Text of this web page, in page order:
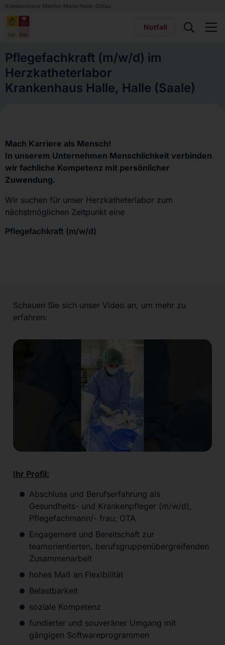
Krankenhaus Martha-Maria Halle-Dölau
Notfall
Pflegefachkraft (m/w/d) im
Herzkatheterlabor
Krankenhaus Halle, Halle (Saale)
Mach Karriere als Mensch!
In unserem Unternehmen Menschlichkeit verbinden
wir fachliche Kompetenz mit persönlicher
Zuwendung.
Wir suchen für unser Herzkatheterlabor zum
nächstmöglichen Zeitpunkt eine
Pflegefachkraft (m/w/d)
Schauen Sie sich unser Video an, um mehr zu
erfahren:
Ihr Profil:
Abschluss und Berufserfahrung als
Gesundheits- und Krankenpfleger (m/w/d),
Pflegefachmann/- frau; OTA
Engagement und Bereitschaft zur
teamorientierten, berufsgruppenübergreifenden
Zusammenarbeit
hohes Maß an Flexibilität
Belastbarkeit
soziale Kompetenz
fundierter und souveräner Umgang mit
gängigen Softwareprogrammen